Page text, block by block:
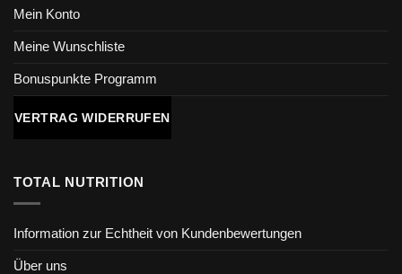
Mein Konto
Meine Wunschliste
Bonuspunkte Programm
VERTRAG WIDERRUFEN
TOTAL NUTRITION
Information zur Echtheit von Kundenbewertungen
Über uns